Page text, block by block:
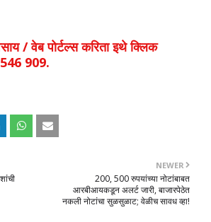
/ वेब पोर्टल्स करिता इथे क्लिक
909.
NEWER
200, 500 रुपयांच्या नोटांबाबत
आरबीआयकडून अलर्ट जारी, बाजारपेठेत
नकली नोटांचा सुळसुळाट; वेळीच सावध व्हा!